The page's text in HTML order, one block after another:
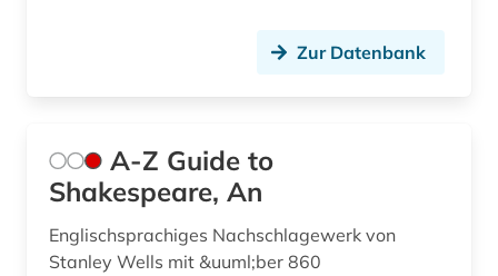
darstellende kunst (1)
datenanalyse (2)
demokratie (1)
Zur Datenbank
A-Z Guide to
Shakespeare, An
Englischsprachiges Nachschlagewerk von
Stanley Wells mit &uuml;ber 860